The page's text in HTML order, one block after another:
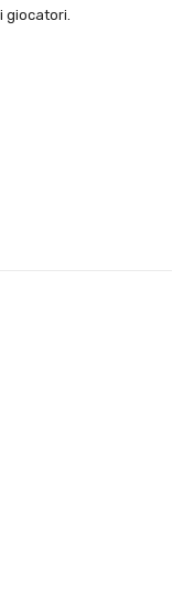
giocatori.